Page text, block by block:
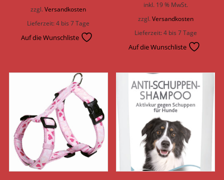
zzgl.Versandkosten
Lieferzeit:4 bis 7 Tage
Auf die Wunschliste
inkl. 19 % MwSt.
zzgl. Versandkosten
Lieferzeit:4 bis 7 Tage
Auf die Wunschliste